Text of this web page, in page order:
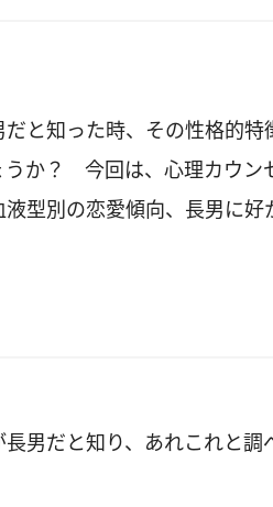
と知った時、その性格的
か？ 今回は、心理カウン
型別の恋愛傾向、長男に
男だと知り、あれこれと調